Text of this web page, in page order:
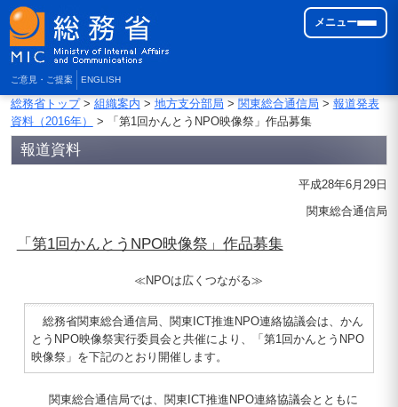
ご意見・ご提案 ENGLISH
メニュー
総務省トップ> 組織案内 > 地方支分部局 > 関東総合通信局 > 報道発表
資料（2016年）
> 「第1回かんとうNPO映像祭」作品募集
報道資料
平成28年6月29日
関東総合通信局
「第1回かんとうNPO映像祭」作品募集
≪NPOは広くつながる≫
総務省関東総合通信局、関東ICT推進NPO連絡協議会は、かん
とうNPO映像祭実行委員会と共催により、「第1回かんとうNPO
映像祭」を下記のとおり開催します。
関東総合通信局では、関東ICT推進NPO連絡協議会とともに